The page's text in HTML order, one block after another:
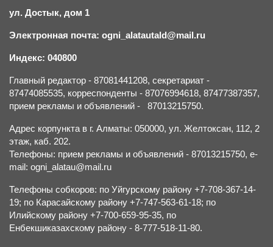
ул. Достык, дом 1
Электронная почта: ogni_alatautald@mail.ru
Индекс: 040800
Главный редактор - 87081441208, секретариат -
87474085535, корреспонденты - 87076994618, 87477387357,
прием рекламы и объявлений - 87013215750.
Адрес корпункта в г. Алматы: 050000, ул. Желтоксан, 112, 2
этаж, каб. 202.
Телефоны: прием рекламы и объявлений - 87013215750, e-
mail: ogni_alatau@mail.ru
Телефоны собкоров: по Уйгурскому району +7-708-367-14-
19; по Карасайскому району +7-747-563-61-18; по
Илийскому району +7-700-659-95-35, по
Енбекшиказахскому району - 8-777-518-11-80.